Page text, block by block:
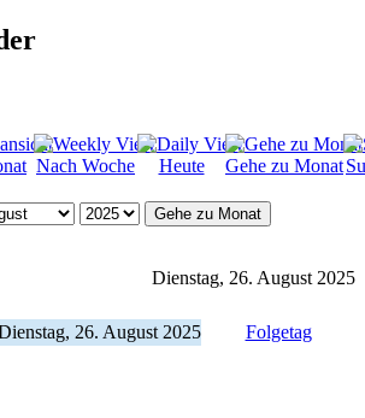
Nach Woche Heute Gehe zu Monat
Gehe zu Monat
Dienstag, 26. August 2025
26. August 2025 Folgetag